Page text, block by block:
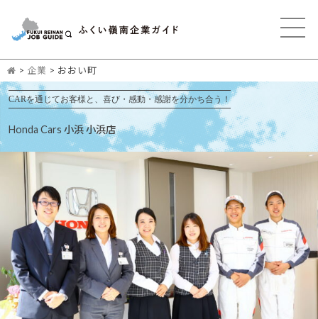
> 企業 > おおい町
CARを通じてお客様と、喜び・感動・感謝を分かち合う！
Honda Cars 小浜 小浜店